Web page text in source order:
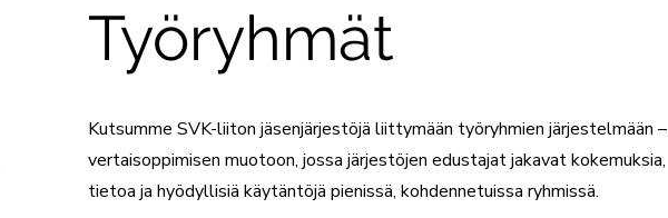
Työryhmät
Kutsumme SVK-liiton jäsenjärjestöjä liittymään työryhmien järjestelmään –
vertaisoppimisen muotoon, jossa järjestöjen edustajat jakavat kokemuksia,
tietoa ja hyödyllisiä käytäntöjä pienissä, kohdennetuissa ryhmissä.